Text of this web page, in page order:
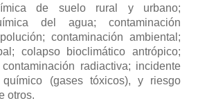
de suelo rural y urbano;
del agua; contaminación
contaminación ambiental;
colapso bioclimático antrópico;
radiactiva; incidente
químico (gases tóxicos), y riesgo
otros.